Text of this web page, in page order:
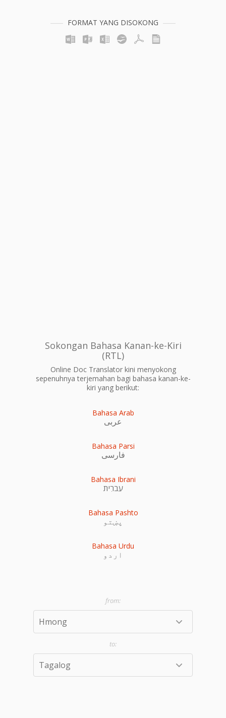
FORMAT YANG DISOKONG
Sokongan Bahasa Kanan-ke-Kiri
(RTL)
Online Doc Translator kini menyokong
sepenuhnya terjemahan bagi bahasa kanan-ke-
kiri yang berikut:
Bahasa Arab
عربى
Bahasa Parsi
فارسی
Bahasa Ibrani
עִברִית
Bahasa Pashto
پښتو
Bahasa Urdu
اردو